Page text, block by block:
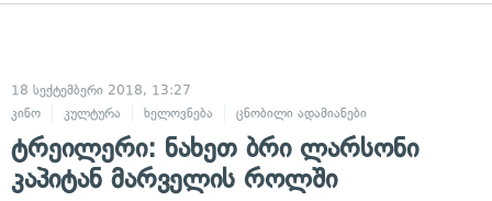
18 სექტემბერი 2018, 13:27
კინო
კულტურა ხელოვნება ცნობილი ადამიანები
ტრეილერი: ნახეთ ბრი ლარსონი
კაპიტან მარველის როლში